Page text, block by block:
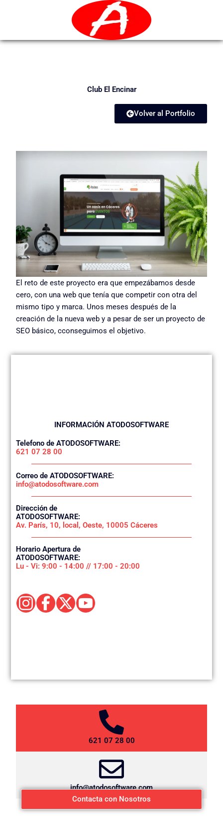
Club El Encinar
Volver al Portfolio
El reto de este proyecto era que empezábamos desde
cero, con una web que tenía que competir con otra del
mismo tipo y marca. Unos meses después de la
creación de la nueva web y a pesar de ser un proyecto de
SEO básico, cconseguimos el objetivo.
INFORMACIÓN ATODOSOFTWARE
Telefono de ATODOSOFTWARE:
621 07 28 00
Correo de ATODOSOFTWARE:
info@atodosoftware.com
Dirección de
ATODOSOFTWARE:
Av. París, 10, local, Oeste, 10005 Cáceres
Horario Apertura de
ATODOSOFTWARE:
Lu - Vi: 9:00 - 14:00 // 17:00 - 20:00
621 07 28 00
info@atodosoftware.com
Contacta con Nosotros